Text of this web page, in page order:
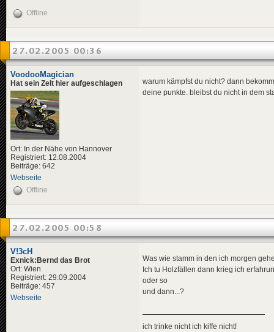
Offline
27.02.2005 00:36
VoodooMagician
Hat sein Zelt hier aufgeschlagen
Ort: In der Nähe von Hannover
Registriert: 12.08.2004
Beiträge: 642
Webseite
warum kämpfst du nicht? dann
deine punkte. bleibst du nicht in dem
Offline
27.02.2005 00:58
V!3cH
Exnick:Bernd das Brot
Ort: Wien
Registriert: 29.09.2004
Beiträge: 457
Webseite
Was wie stamm in den ich morgen
Ich tu Holzfällen dann krieg ich
oder so
und dann...?
ich trinke nicht ich kiffe nicht!